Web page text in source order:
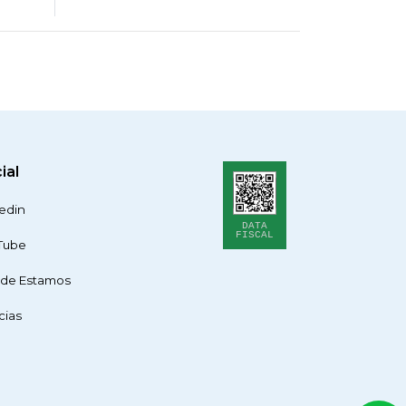
Estamos
DATA
FISCAL